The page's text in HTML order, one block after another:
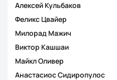
Алексей Кульбаков
Феликс Цвайер
Милорад Мажич
Виктор Кашшаи
Майкл Оливер
Анастасиос Сидиропулос